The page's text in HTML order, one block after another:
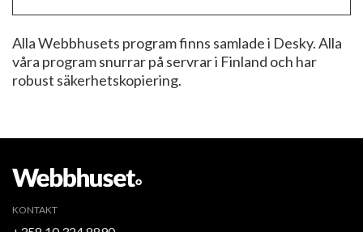
Alla Webbhusets program finns samlade i Desky. Alla
våra program snurrar på servrar i Finland och har
robust säkerhetskopiering.
KONTAKT